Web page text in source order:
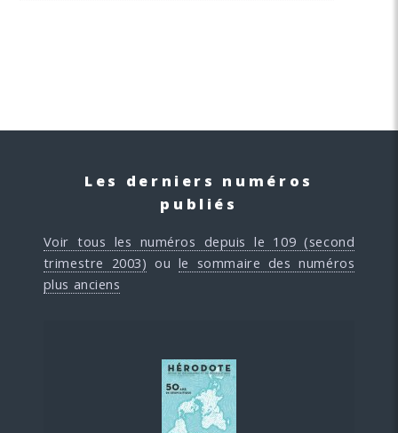
Les derniers numéros
publiés
Voir tous les numéros depuis le 109 (second
trimestre 2003) ou le sommaire des numéros
plus anciens